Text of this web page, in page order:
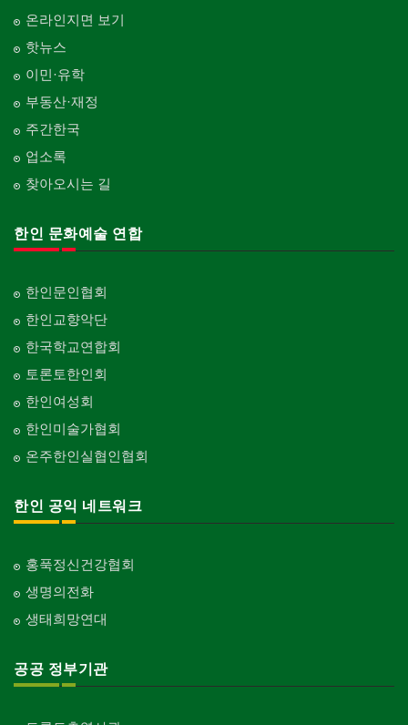
온라인지면 보기
핫뉴스
이민·유학
부동산·재정
주간한국
업소록
찾아오시는 길
한인 문화예술 연합
한인문인협회
한인교향악단
한국학교연합회
토론토한인회
한인여성회
한인미술가협회
온주한인실협인협회
한인 공익 네트워크
홍푹정신건강협회
생명의전화
생태희망연대
공공 정부기관